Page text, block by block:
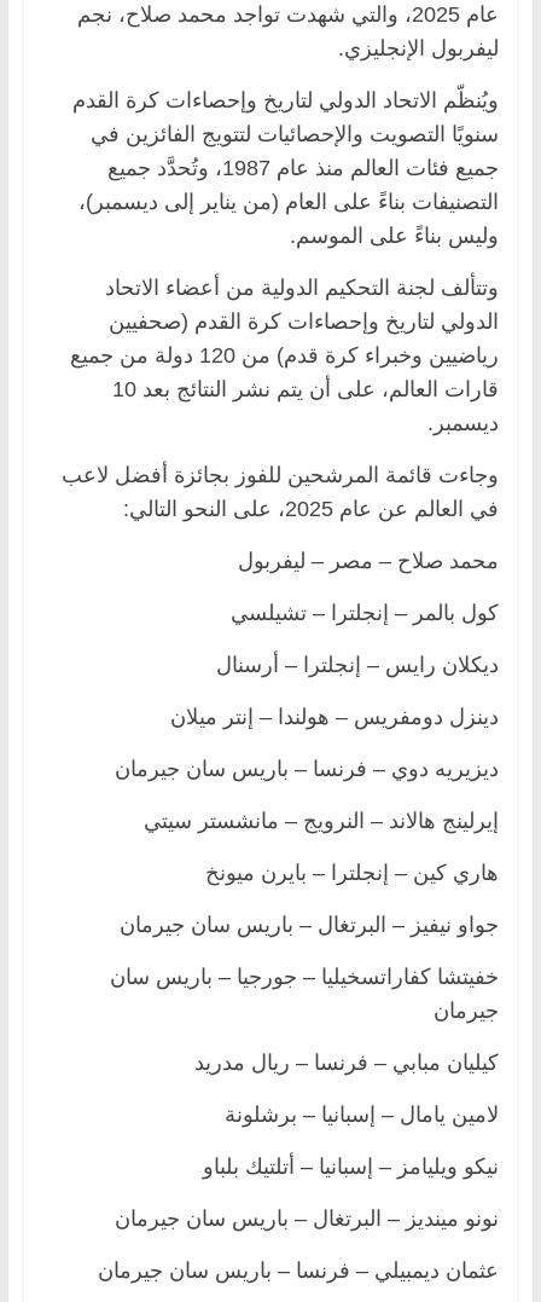
عام 2025، والتي شهدت تواجد محمد صلاح، نجم
ليفربول الإنجليزي.
ويُنظّم الاتحاد الدولي لتاريخ وإحصاءات كرة القدم
سنويًا التصويت والإحصائيات لتتويج الفائزين في
جميع فئات العالم منذ عام 1987، وتُحدَّد جميع
التصنيفات بناءً على العام (من يناير إلى ديسمبر)،
وليس بناءً على الموسم.
وتتألف لجنة التحكيم الدولية من أعضاء الاتحاد
الدولي لتاريخ وإحصاءات كرة القدم (صحفيين
رياضيين وخبراء كرة قدم) من 120 دولة من جميع
قارات العالم، على أن يتم نشر النتائج بعد 10
ديسمبر.
وجاءت قائمة المرشحين للفوز بجائزة أفضل لاعب
في العالم عن عام 2025، على النحو التالي:
محمد صلاح – مصر – ليفربول
كول بالمر – إنجلترا – تشيلسي
ديكلان رايس – إنجلترا – أرسنال
دينزل دومفريس – هولندا – إنتر ميلان
ديزيريه دوي – فرنسا – باريس سان جيرمان
إيرلينج هالاند – النرويج – مانشستر سيتي
هاري كين – إنجلترا – بايرن ميونخ
جواو نيفيز – البرتغال – باريس سان جيرمان
خفيتشا كفاراتسخيليا – جورجيا – باريس سان
جيرمان
كيليان مبابي – فرنسا – ريال مدريد
لامين يامال – إسبانيا – برشلونة
نيكو ويليامز – إسبانيا – أتلتيك بلباو
نونو مينديز – البرتغال – باريس سان جيرمان
عثمان ديمبيلي – فرنسا – باريس سان جيرمان